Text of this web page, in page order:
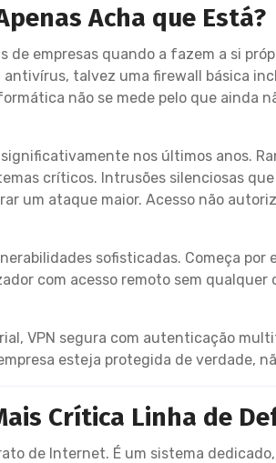
Acha que Está?
empresas quando a fazem a si
talvez uma firewall básica
não se mede pelo que ainda
nos últimos anos.
críticos. Intrusões silenciosas
um ataque maior. Acesso não
sofisticadas. Começa
com acesso remoto sem
VPN segura com autenticação
esteja protegida de verdade,
Crítica Linha de
de Internet. É um sistema